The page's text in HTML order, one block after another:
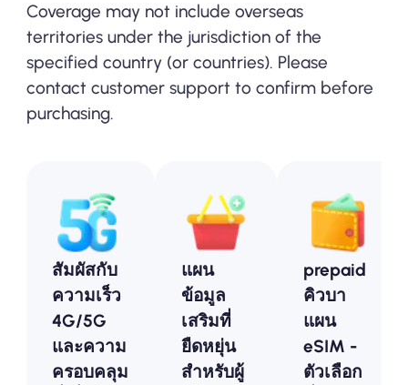
Coverage may not include overseas
territories under the jurisdiction of the
specified country (or countries). Please
contact customer support to confirm before
purchasing.
สัมผัสกับ
ความเร็ว
4G/5G
และความ
ครอบคลุม
แผน
ข้อมูล
เสริมที่
ยืดหยุ่น
สำหรับผู้
prepaid
คิวบา
แผน
eSIM -
ตัวเลือก